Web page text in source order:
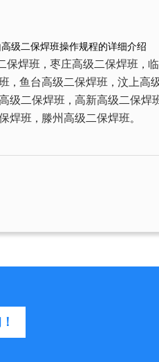
级二保焊班操作规程的详细介绍
保焊班 ， 枣庄高级二保焊班 ，
， 鱼台高级二保焊班 ， 汶上高
级二保焊班 ， 高新高级二保焊
焊班 ， 滕州高级二保焊班。